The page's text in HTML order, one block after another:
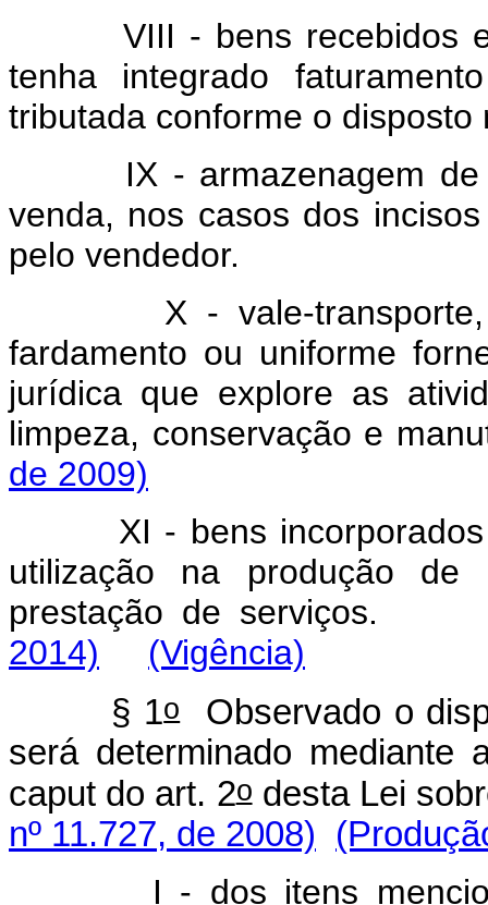
VIII - bens recebidos em
tenha integrado
tributada conforme o disposto
IX - armazenagem de
venda, nos casos dos
pelo vendedor.
X - vale-transporte,
fardamento ou uniforme
jurídica que explore as
limpeza, conservação e
de 2009)
XI - bens
utilização na produção
prestação de
2014)
(Vigência)
§ 1oObservado o
será determinado mediante
caput do art. 2odesta Lei
nº 11.727, de 2008)
I - dos itens